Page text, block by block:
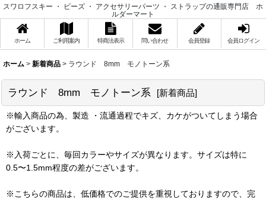
スワロフスキー ・ ビーズ ・ アクセサリーパーツ ・ ストラップの通販専門店 ホ
ルダーマート
ホーム ご利用案内 特商法表示 問い合わせ 会員登録 会員ログイン
ホーム > 新着商品 > ラウンド 8mm モノトーン系
ラウンド 8mm モノトーン系 [新着商品]
※輸入商品の為、製造 ・流通過程でキズ、カケがついてしまう場合
がございます。
※入荷ごとに、毎回カラーやサイズが異なります。サイズは特に
0.5〜1.5mm程度の差がございます。
※こちらの商品は、低価格でのご提供を重視しておりますので、完